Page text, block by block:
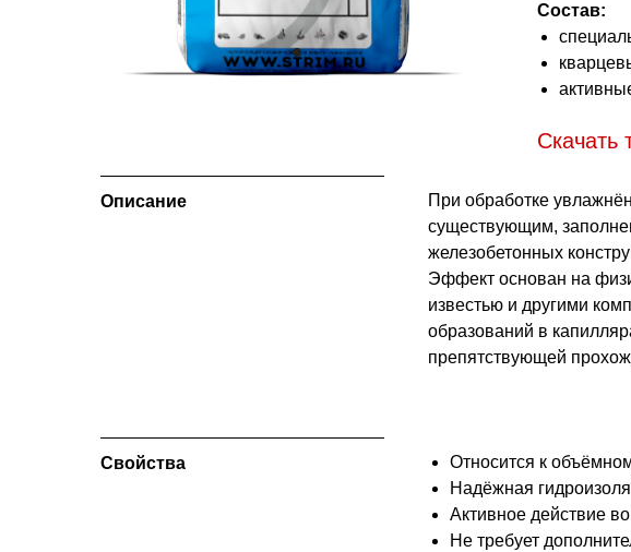
Состав:
Скачать
Описание
При обработке
существующим,
железобетонных
Эффект основан на
известью и другими
образований в
препятствующей
Свойства
Относится к
Надёжная
Активное действие
Не требует